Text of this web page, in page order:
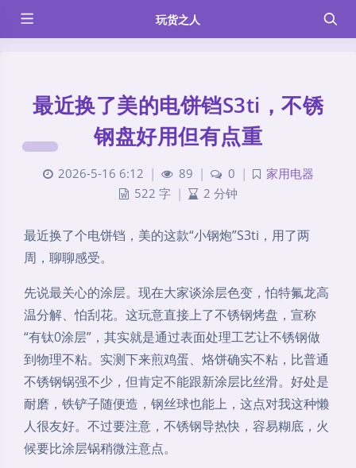
玩货之人
最近换了美的电饼铛S3ti，不锈
钢盘好用但有点重
2026-5-16 6:12 | 89 | 0 |
家用电器
522 字 | 2 分钟
最近换了个电饼铛，美的这款“小钢炮”S3ti，用了两
周，聊聊感受。
先说最关心的涂层。现在大家谈涂层色变，怕特氟龙高
温分解、怕刮花。这玩意直接上了不锈钢烤盘，宣称
“有钛0涂层”，其实就是通过表面处理工艺让不锈钢做
到物理不粘。实测下来煎鸡蛋、烙饼确实不粘，比普通
不锈钢锅强不少，但肯定不能跟新涂层比丝滑。好处是
耐磨，铁铲子随便造，钢丝球也能上，这点对我这种懒
人很友好。不过要注意，不锈钢导热快，容易糊底，火
候要比涂层锅稍微注意点。